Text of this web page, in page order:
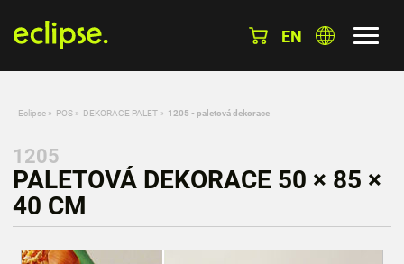
EN
Eclipse » POS » DEKORACE PALET » 1205 - paletová dekorace
1205
PALETOVÁ DEKORACE 50 × 85 ×
40 CM